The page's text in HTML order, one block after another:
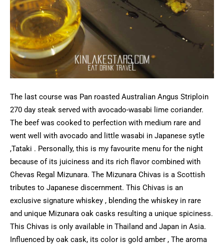
The last course was Pan roasted Australian Angus Striploin
270 day steak served with avocado-wasabi lime coriander.
The beef was cooked to perfection with medium rare and
went well with avocado and little wasabi in Japanese sytle
,Tataki . Personally, this is my favourite menu for the night
because of its juiciness and its rich flavor combined with
Chevas Regal Mizunara. The Mizunara Chivas is a Scottish
tributes to Japanese discernment. This Chivas is an
exclusive signature whiskey , blending the whiskey in rare
and unique Mizunara oak casks resulting a unique spiciness.
This Chivas is only available in Thailand and Japan in Asia.
Influenced by oak cask, its color is gold amber , The aroma